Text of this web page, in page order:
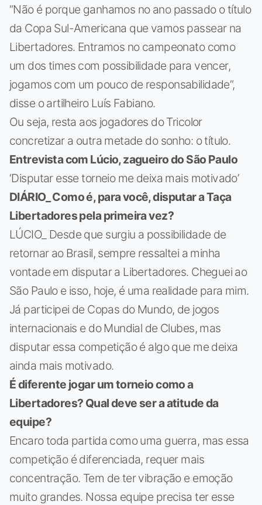
“Não é porque ganhamos no ano passado o título
da Copa Sul-Americana que vamos passear na
Libertadores. Entramos no campeonato como
um dos times com possibilidade para vencer,
jogamos com um pouco de responsabilidade”,
disse o artilheiro Luís Fabiano.
Ou seja, resta aos jogadores do Tricolor
concretizar a outra metade do sonho: o título.
Entrevista com Lúcio, zagueiro do São Paulo
‘Disputar esse torneio me deixa mais motivado’
DIÁRIO_ Como é, para você, disputar a Taça
Libertadores pela primeira vez?
LÚCIO_ Desde que surgiu a possibilidade de
retornar ao Brasil, sempre ressaltei a minha
vontade em disputar a Libertadores. Cheguei ao
São Paulo e isso, hoje, é uma realidade para mim.
Já participei de Copas do Mundo, de jogos
internacionais e do Mundial de Clubes, mas
disputar essa competição é algo que me deixa
ainda mais motivado.
É diferente jogar um torneio como a
Libertadores? Qual deve ser a atitude da
equipe?
Encaro toda partida como uma guerra, mas essa
competição é diferenciada, requer mais
concentração. Tem de ter vibração e emoção
muito grandes. Nossa equipe precisa ter esse